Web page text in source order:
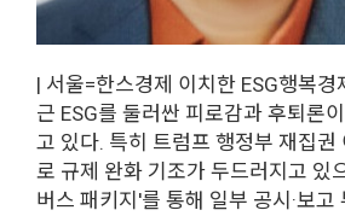
| 서울=한스경제 이치한 ESG행복경
근 ESG를 둘러싼 피로감과 후퇴론
고 있다. 특히 트럼프 행정부 재집권
로 규제 완화 기조가 두드러지고 있
버스 패키지'를 통해 일부 공시·보고